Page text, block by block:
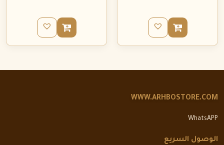
WWW.ARHBOSTORE.COM
WhatsAPP
الوصول السريع